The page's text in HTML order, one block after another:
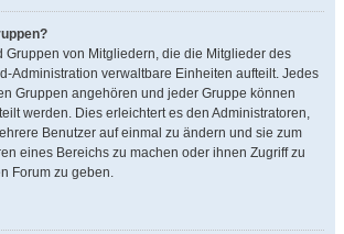
Gruppen von Mitgliedern, die die Mitglieder des
Administration verwaltbare Einheiten aufteilt. Jedes
Gruppen angehören und jeder Gruppe können
werden. Dies erleichtert es den Administratoren,
Benutzer auf einmal zu ändern und sie zum
eines Bereichs zu machen oder ihnen Zugriff zu
Forum zu geben.